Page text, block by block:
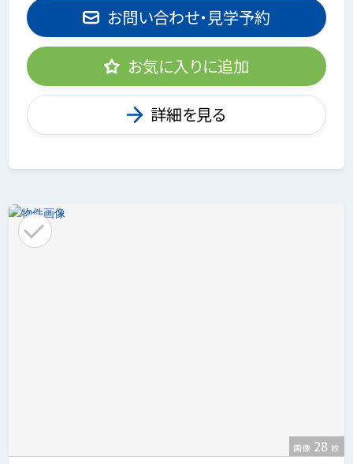
お問い合わせ・見学予約
お気に入りに追加
詳細を見る
画像 28 枚